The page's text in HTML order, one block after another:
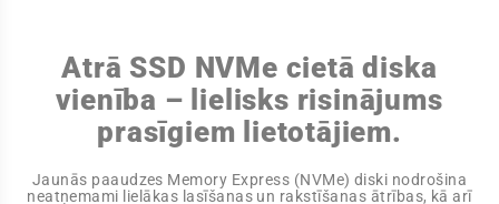
Atrā SSD NVMe cietā diska
vienība – lielisks risinājums
prasīgiem lietotājiem.
Jaunās paaudzes Memory Express (NVMe) diski nodrošina
neatņemami lielākas lasīšanas un rakstīšanas ātrības, kā arī